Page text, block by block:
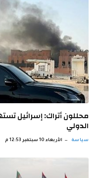
محللون أتراك: إسرائيل
الدولي
سياسة الأربعاء 10 سبتمبر 12:53 م